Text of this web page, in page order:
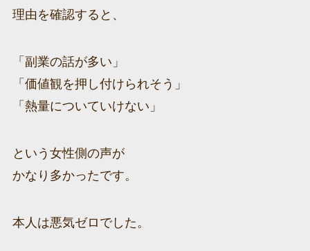
理由を確認すると、
「副業の話が多い」
「価値観を押し付けられそう」
「熱量についていけない」
という女性側の声が
かなり多かったです。
本人は悪気ゼロでした。